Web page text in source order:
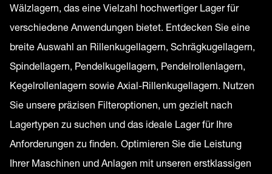
Wälzlagern, das eine Vielzahl hochwertiger Lager für
verschiedene Anwendungen bietet. Entdecken Sie eine
breite Auswahl an Rillenkugellagern, Schrägkugellagern,
Spindellagern, Pendelkugellagern, Pendelrollenlagern,
Kegelrollenlagern sowie Axial-Rillenkugellagern. Nutzen
Sie unsere präzisen Filteroptionen, um gezielt nach
Lagertypen zu suchen und das ideale Lager für Ihre
Anforderungen zu finden. Optimieren Sie die Leistung
Ihrer Maschinen und Anlagen mit unseren erstklassigen